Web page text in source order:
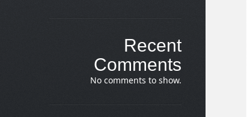
Recent
Comments
No comments to show.